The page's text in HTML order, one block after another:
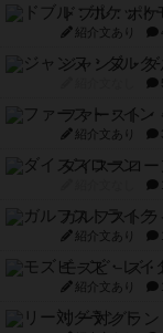
ドブル：ポ
紹介文あり
ジャンヌ・ダ
ファースト・
紹介文あり
ダイススロー
ガルフストラ
紹介文あり
モズビ－ズ・
紹介文あり
リー対グラン